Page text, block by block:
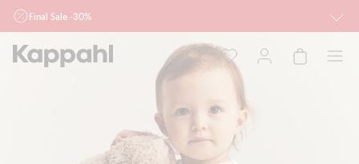
Final Sale -30%
działu outlet do 10.8 w sklepach Kappahl i Newbie oraz na kappahl.com. Ofert
nie łączymy